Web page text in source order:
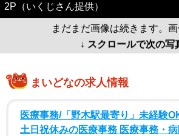
2P（いくじさん提供）
まだまだ画像は続きます。画
↓ スクロールで次の写
まいどなの求人情報
医療事務/「野木駅最寄り」未経験
土日祝休みの医療事務 医療事務・